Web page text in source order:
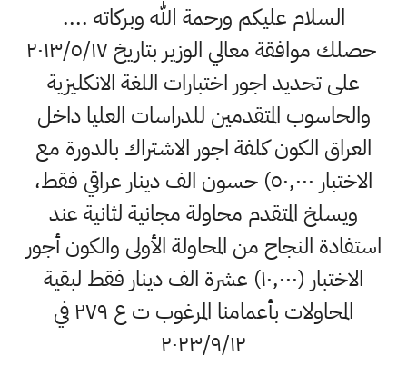
السلام عليكم ورحمة الله وبركاته ....
حصلك موافقة معالي الوزير بتاريخ ٢٠١٣/٥/١٧
على تحديد اجور اختبارات اللغة الانكليزية
والحاسوب المتقدمين للدراسات العليا داخل
العراق الكون كلفة اجور الاشتراك بالدورة مع
الاختبار ٥٠,٠٠٠) حسون الف دينار عراقي فقط،
ويسلخ المتقدم محاولة مجانية لثانية عند
استفادة النجاح من المحاولة الأولى والكون أجور
الاختبار (١٠,٠٠٠) عشرة الف دينار فقط لبقية
المحاولات بأعمامنا المرغوب ت ع ٢٧٩ في
٢٠٢٣/٩/١٢